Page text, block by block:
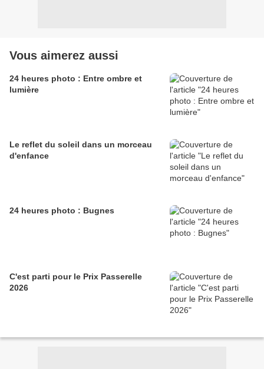
Vous aimerez aussi
24 heures photo : Entre ombre et
lumière
Le reflet du soleil dans un morceau
d'enfance
24 heures photo : Bugnes
C'est parti pour le Prix Passerelle
2026